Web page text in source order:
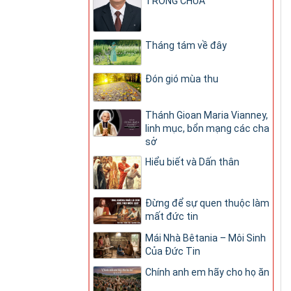
Tháng tám về đây
Đón gió mùa thu
Thánh Gioan Maria Vianney,
linh mục, bổn mạng các cha
sở
Hiểu biết và Dấn thân
Đừng để sự quen thuộc làm
mất đức tin
Mái Nhà Bêtania – Môi Sinh
Của Đức Tin
Chính anh em hãy cho họ ăn